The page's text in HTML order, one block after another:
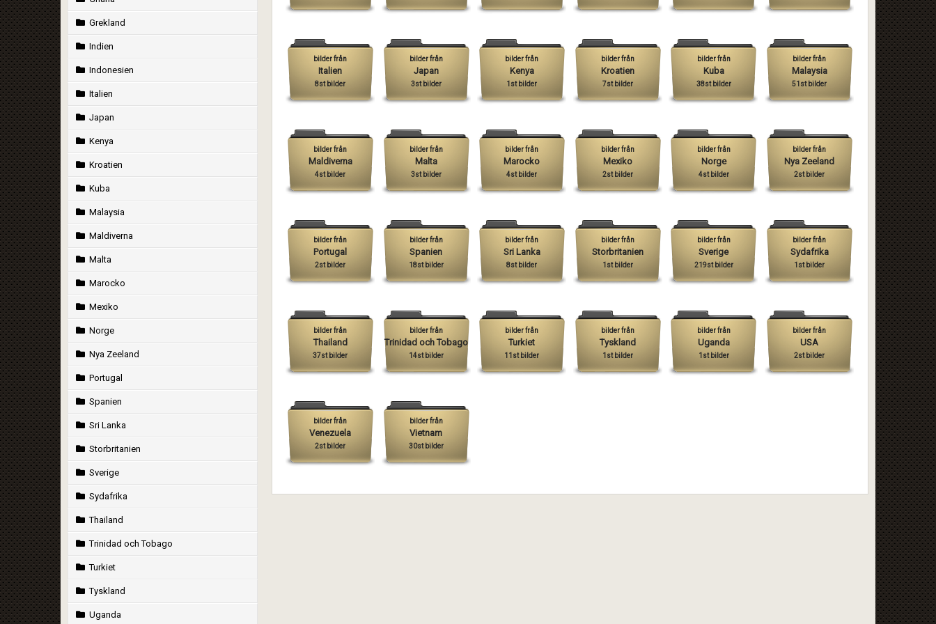
Grekland
Indien
Indonesien
Italien
Japan
Kenya
Kroatien
Kuba
Malaysia
Maldiverna
Malta
Marocko
Mexiko
Norge
Nya Zeeland
Portugal
Spanien
Sri Lanka
Storbritanien
Sverige
Sydafrika
Thailand
Trinidad och Tobago
Turkiet
Tyskland
Uganda
bilder från
Italien
8st bilder
bilder från
Japan
3st bilder
bilder från
Kenya
1st bilder
bilder från
Kroatien
7st bilder
bilder från
Kuba
38st bilder
bilder från
Malaysia
51st bilder
bilder från
Maldiverna
4st bilder
bilder från
Malta
3st bilder
bilder från
Marocko
4st bilder
bilder från
Mexiko
2st bilder
bilder från
Norge
4st bilder
bilder från
Nya Zeeland
2st bilder
bilder från
Portugal
2st bilder
bilder från
Spanien
18st bilder
bilder från
Sri Lanka
8st bilder
bilder från
Storbritanien
1st bilder
bilder från
Sverige
219st bilder
bilder från
Sydafrika
1st bilder
bilder från
Thailand
37st bilder
bilder från
Trinidad och Tobago
14st bilder
bilder från
Turkiet
11st bilder
bilder från
Tyskland
1st bilder
bilder från
Uganda
1st bilder
bilder från
USA
2st bilder
bilder från
Venezuela
2st bilder
bilder från
Vietnam
30st bilder